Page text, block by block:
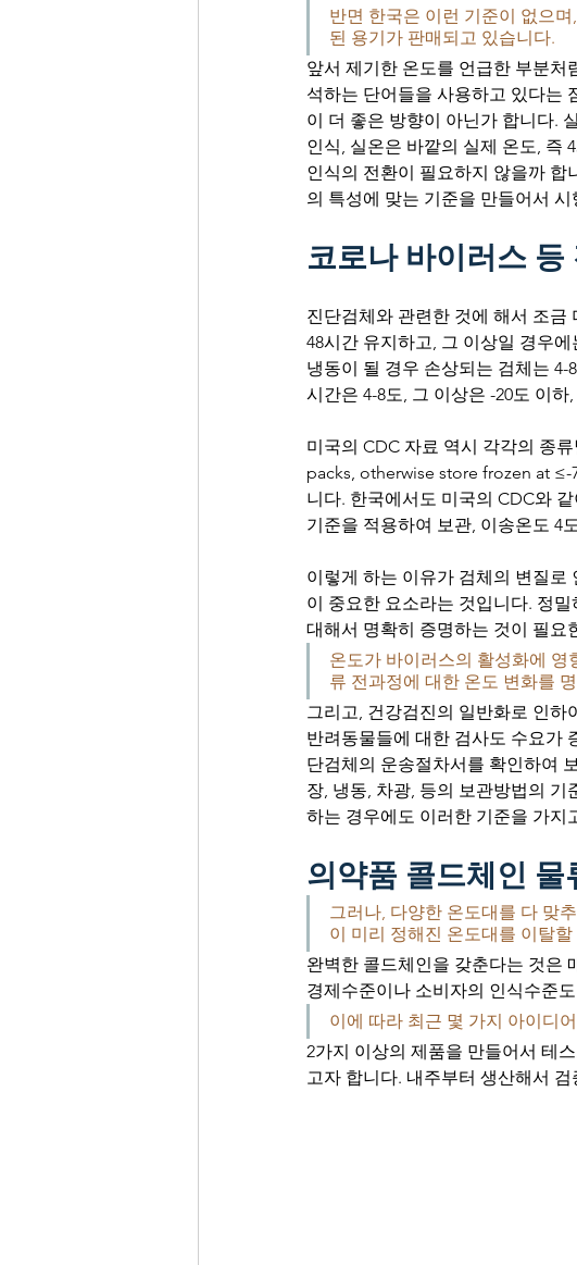
반면 한국은 이런 기준이 없으
된 용기가 판매되고 있습니다.
앞서 제기한 온도를 언급한 부분처
석하는 단어들을 사용하고 있다는
이 더 좋은 방향이 아닌가 합니다.
인식, 실온은 바깥의 실제 온도, 즉
인식의 전환이 필요하지 않을까
의 특성에 맞는 기준을 만들어서
코로나 바이러스 등
진단검체와 관련한 것에 해서 조금
48시간 유지하고, 그 이상일 경우
냉동이 될 경우 손상되는 검체는
시간은 4-8도, 그 이상은 -20도 이
미국의 CDC 자료 역시 각각의 종
packs, otherwise store frozen at
니다. 한국에서도 미국의 CDC와
기준을 적용하여 보관, 이송온도 4
이렇게 하는 이유가 검체의 변질로
이 중요한 요소라는 것입니다. 정
대해서 명확히 증명하는 것이 필요
온도가 바이러스의 활성화에
류 전과정에 대한 온도 변화를
그리고, 건강검진의 일반화로 인
반려동물들에 대한 검사도 수요가
단검체의 운송절차서를 확인하여
장, 냉동, 차광, 등의 보관방법의
하는 경우에도 이러한 기준을 가지
의약품 콜드체인
그러나, 다양한 온도대를 다 맞
이 미리 정해진 온도대를 이탈
완벽한 콜드체인을 갖춘다는 것은
경제수준이나 소비자의 인식수준
이에 따라 최근 몇 가지 아이디
2가지 이상의 제품을 만들어서 테
고자 합니다. 내주부터 생산해서